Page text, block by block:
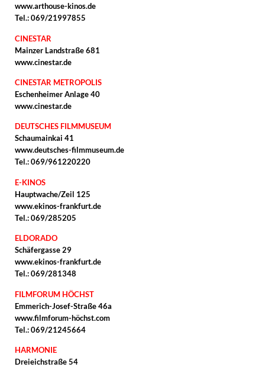
www.arthouse-kinos.de
Tel.: 069/21997855
CINESTAR
Mainzer Landstraße 681
www.cinestar.de
CINESTAR METROPOLIS
Eschenheimer Anlage 40
www.cinestar.de
DEUTSCHES FILMMUSEUM
Schaumainkai 41
www.deutsches-filmmuseum.de
Tel.: 069/961220220
E-KINOS
Hauptwache/Zeil 125
www.ekinos-frankfurt.de
Tel.: 069/285205
ELDORADO
Schäfergasse 29
www.ekinos-frankfurt.de
Tel.: 069/281348
FILMFORUM HÖCHST
Emmerich-Josef-Straße 46a
www.filmforum-höchst.com
Tel.: 069/21245664
HARMONIE
Dreieichstraße 54